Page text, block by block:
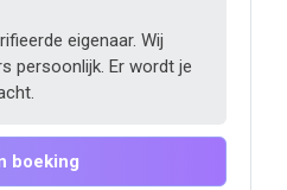
eigenaar. Wij
persoonlijk. Er wordt je
boeking